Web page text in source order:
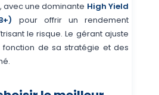
avec une dominante High Yield
pour offrir un rendement
le risque. Le gérant ajuste
fonction de sa stratégie et des